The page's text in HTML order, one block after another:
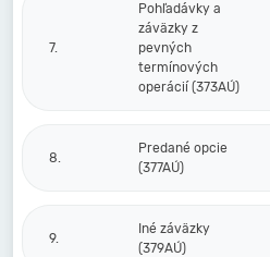
7.
Pohľadávky a
záväzky z
pevných
termínových
operácií (373AÚ)
8.
Predané opcie
(377AÚ)
9.
Iné záväzky
(379AÚ)